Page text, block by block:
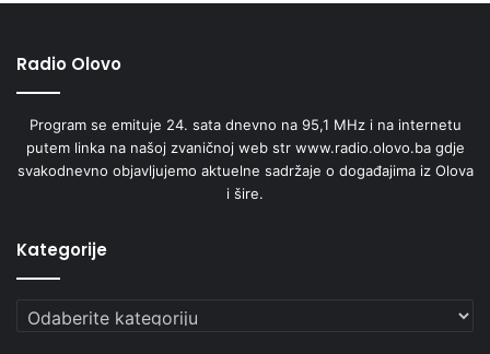
Radio Olovo
Program se emituje 24. sata dnevno na 95,1 MHz i na internetu
putem linka na našoj zvaničnoj web str www.radio.olovo.ba gdje
svakodnevno objavljujemo aktuelne sadržaje o događajima iz Olova
i šire.
Kategorije
Kategorije